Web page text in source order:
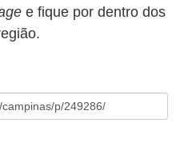
e fique por dentro dos